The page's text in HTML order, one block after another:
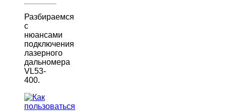
Разбираемся
с
нюансами
подключения
лазерного
дальномера
VL53-
400.